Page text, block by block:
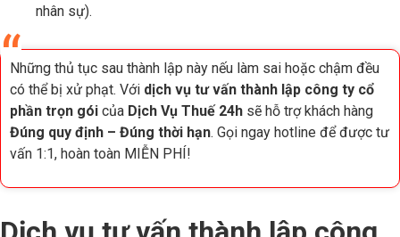
nhân sự).
Những thủ tục sau thành lập này nếu làm sai hoặc chậm đều
có thể bị xử phạt. Với dịch vụ tư vấn thành lập công ty cổ
phần trọn gói của Dịch Vụ Thuế 24h sẽ hỗ trợ khách hàng
Đúng quy định – Đúng thời hạn. Gọi ngay hotline để được tư
vấn 1:1, hoàn toàn MIỄN PHÍ!